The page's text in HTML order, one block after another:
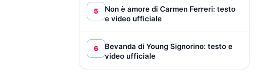
5
Non è amore di Carmen Ferreri: testo
e video ufficiale
6
Bevanda di Young Signorino: testo e
video ufficiale